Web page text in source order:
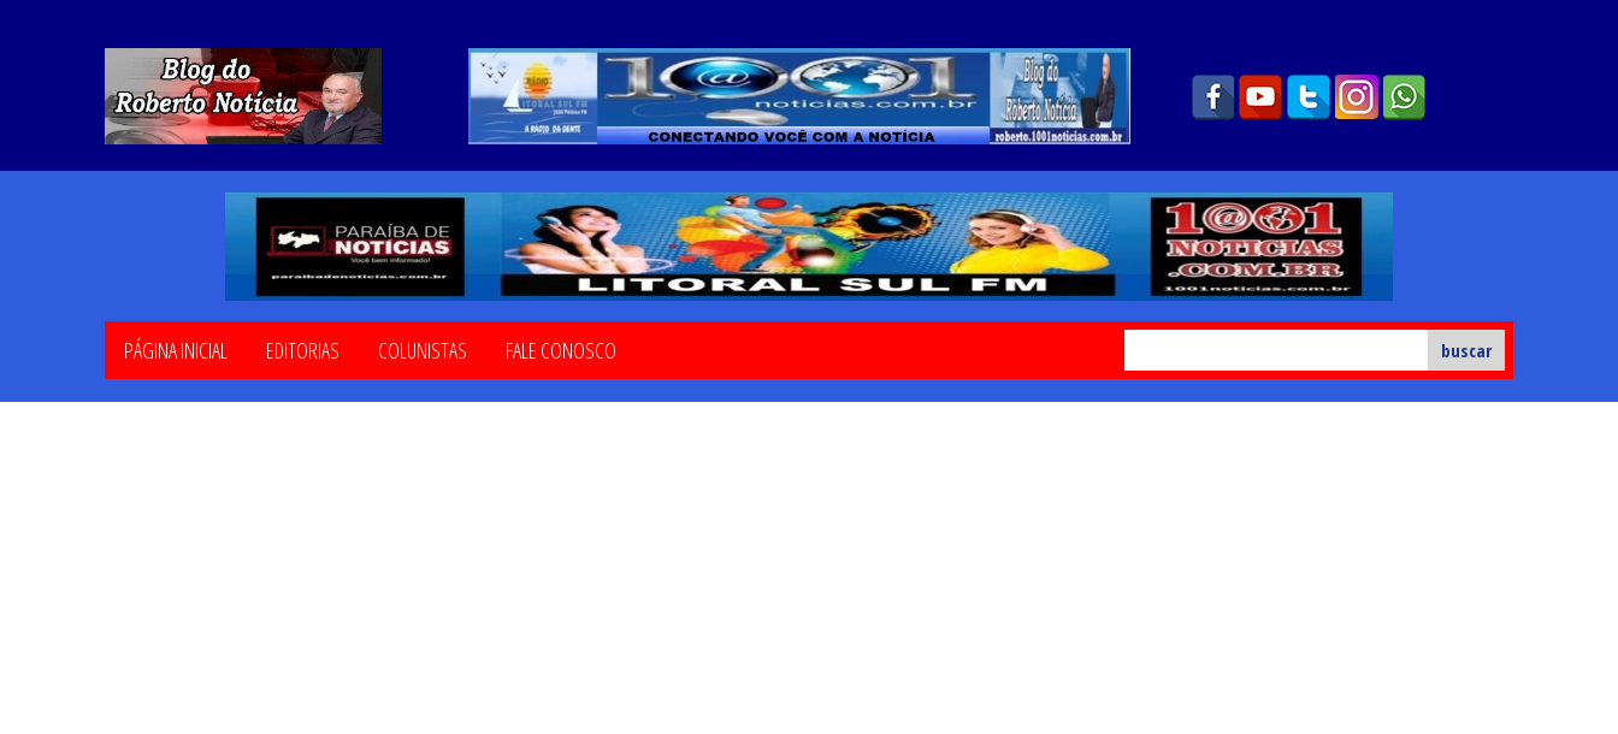
PÁGINA INICIAL EDITORIAS COLUNISTAS FALE CONOSCO